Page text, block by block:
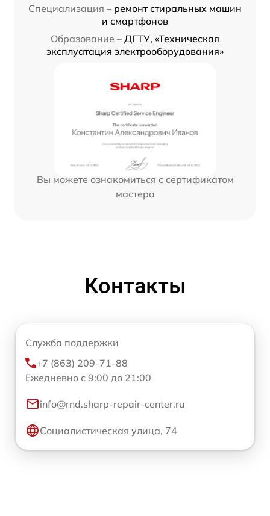
Специализация – ремонт стиральных машин
и смартфонов
Образование – ДГТУ, «Техническая
эксплуатация электрооборудования»
Вы можете ознакомиться с сертификатом
мастера
Контакты
Служба поддержки
+7 (863) 209-71-88
Ежедневно с 9:00 до 21:00
info@rnd.sharp-repair-center.ru
Социалистическая улица, 74